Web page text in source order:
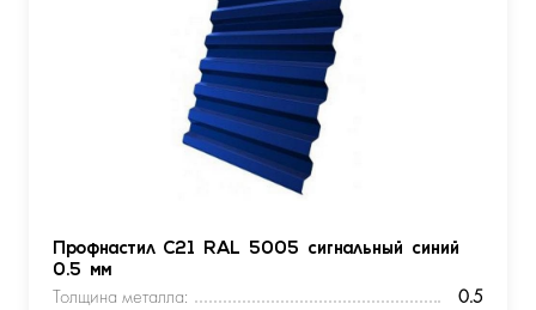
Профнастил С21 RAL 5005 сигнальный синий
0.5 мм
Толщина металла:
0.5